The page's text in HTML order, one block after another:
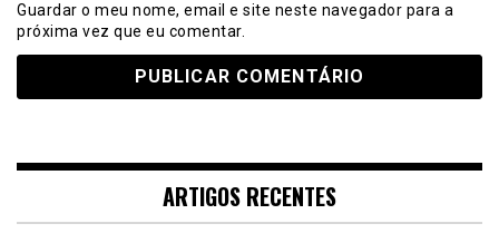
Guardar o meu nome, email e site neste navegador para a
próxima vez que eu comentar.
ARTIGOS RECENTES